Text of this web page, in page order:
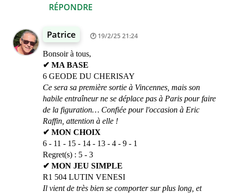
RÉPONDRE
Patrice 19/2/25 21:24
Bonsoir à tous,
✔ MA BASE
6 GEODE DU CHERISAY
Ce sera sa première sortie à Vincennes, mais son
habile entraîneur ne se déplace pas à Paris pour faire
de la figuration… Confiée pour l'occasion à Eric
Raffin, attention à elle !
✔ MON CHOIX
6 - 11 - 15 - 14 - 13 - 4 - 9 - 1
Regret(s) : 5 - 3
✔ MON JEU SIMPLE
R1 504 LUTIN VENESI
Il vient de très bien se comporter sur plus long, et